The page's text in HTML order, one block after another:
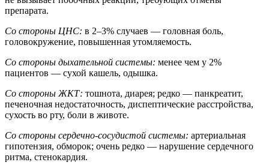
препарата.
Со стороны ЦНС: в 2–3% случаев — головная боль,
головокружение, повышенная утомляемость.
Со стороны дыхательной системы: менее чем у 2%
пациентов — сухой кашель, одышка.
Со стороны ЖКТ: тошнота, диарея; редко — панкреатит,
печеночная недостаточность, диспептические расстройства,
сухость во рту, боли в животе.
Со стороны сердечно-сосудистой системы: артериальная
гипотензия, обморок; очень редко — нарушение сердечного
ритма, стенокардия.